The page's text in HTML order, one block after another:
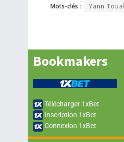
Mots-clés : Yann
Bookmakers
Télécharger 1xBet
Inscription 1xBet
Connexion 1xBet